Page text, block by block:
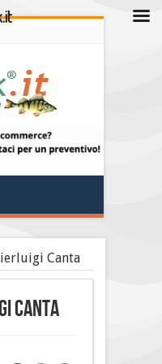
Canta
Canta